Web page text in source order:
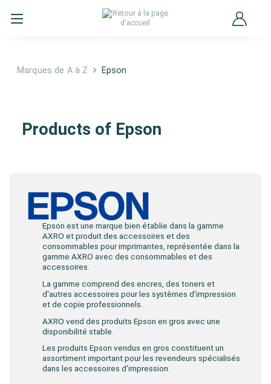
Marques de A à Z Epson
Products of Epson
Epson est une marque bien établie dans la gamme
AXRO et produit des accessoires et des
consommables pour imprimantes, représentée dans la
gamme AXRO avec des consommables et des
accessoires.
La gamme comprend des encres, des toners et
d'autres accessoires pour les systèmes d'impression
et de copie professionnels.
AXRO vend des produits Epson en gros avec une
disponibilité stable.
Les produits Epson vendus en gros constituent un
assortiment important pour les revendeurs spécialisés
dans les accessoires d'impression.